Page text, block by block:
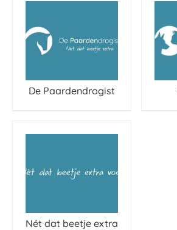
De Paardendrogist
Nét dat beetje extra